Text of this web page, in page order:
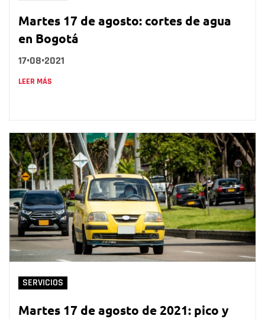
Martes 17 de agosto: cortes de agua
en Bogotá
17•08•2021
LEER MÁS
SERVICIOS
Martes 17 de agosto de 2021: pico y